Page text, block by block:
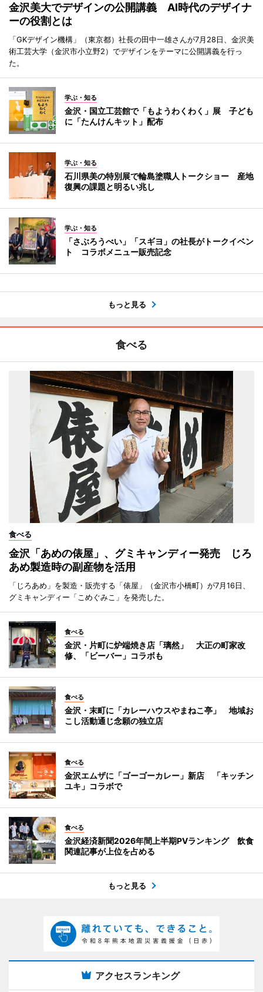
金沢美大でデザインの公開講義 AI時代のデザイナ
ーの役割とは
「GKデザイン機構」（東京都）社長の田中一雄さんが7月28日、金沢美
術工芸大学（金沢市小立野2）でデザインをテーマに公開講義を行っ
た。
学ぶ・知る
金沢・国立工芸館で「もようわくわく」展 子ども
に「たんけんキット」配布
学ぶ・知る
石川県美の特別展で輪島塗職人トークショー 産地
復興の課題と明るい兆し
学ぶ・知る
「さぶろうべい」「スギヨ」の社長がトークイベン
ト コラボメニュー販売記念
もっと見る
食べる
食べる
金沢「あめの俵屋」、グミキャンディー発売 じろ
あめ製造時の副産物を活用
「じろあめ」を製造・販売する「俵屋」（金沢市小橋町）が7月16日、
グミキャンディー「こめぐみこ」を発売した。
食べる
金沢・片町に炉端焼き店「璃然」 大正の町家改
修、「ビーバー」コラボも
食べる
金沢・末町に「カレーハウスやまねこ亭」 地域お
こし活動通じ念願の独立店
食べる
金沢エムザに「ゴーゴーカレー」新店 「キッチン
ユキ」コラボで
食べる
金沢経済新聞2026年間上半期PVランキング 飲食
関連記事が上位を占める
もっと見る
アクセスランキング